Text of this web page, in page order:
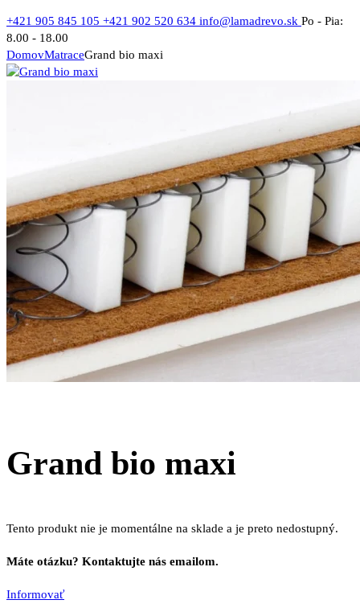
+421 905 845 105 +421 902 520 634 info@lamadrevo.sk Po - Pia:
8.00 - 18.00
DomovMatraceGrand bio maxi
Grand bio maxi
Tento produkt nie je momentálne na sklade a je preto nedostupný.
Máte otázku? Kontaktujte nás emailom.
Informovať